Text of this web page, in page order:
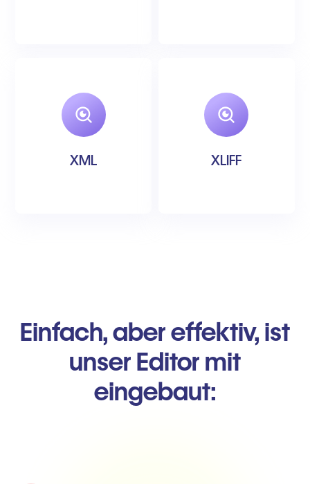
XML XLIFF
Einfach, aber effektiv, ist
unser Editor mit
eingebaut: